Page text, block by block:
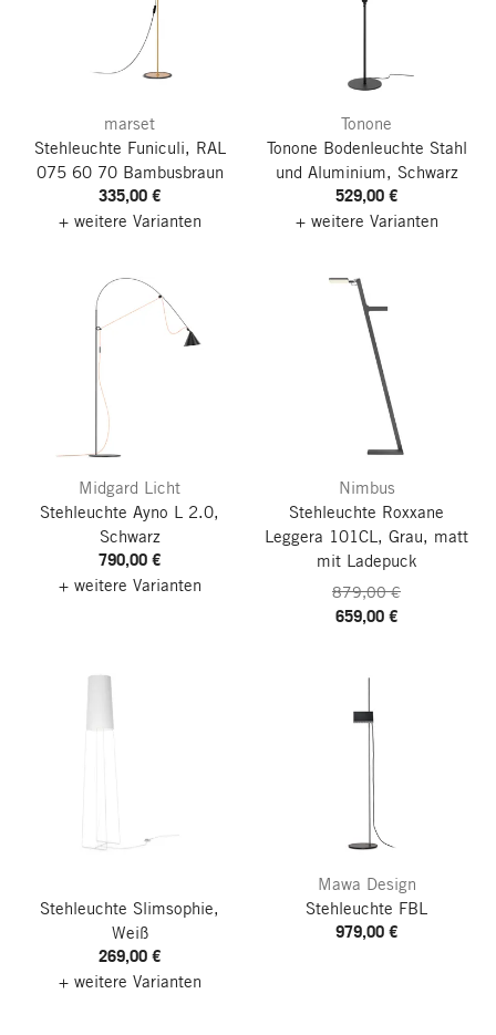
marset
Stehleuchte Funiculi, RAL
075 60 70 Bambusbraun
335,00 €
+ weitere Varianten
Tonone
Tonone Bodenleuchte Stahl
und Aluminium, Schwarz
529,00 €
+ weitere Varianten
Midgard Licht
Stehleuchte Ayno L 2.0,
Schwarz
790,00 €
+ weitere Varianten
Nimbus
Stehleuchte Roxxane
Leggera 101CL, Grau, matt
mit Ladepuck
879,00 €
659,00 €
Stehleuchte Slimsophie,
Weiß
269,00 €
+ weitere Varianten
Mawa Design
Stehleuchte FBL
979,00 €